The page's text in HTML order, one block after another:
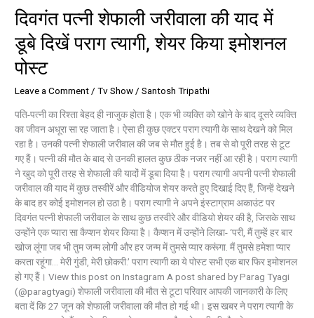
दिवगंत पत्नी शेफाली जरीवाला की याद में
डूबे दिखें पराग त्यागी, शेयर किया इमोशनल
पोस्ट
Leave a Comment /Tv Show /Santosh Tripathi
पति-पत्नी का रिश्ता बेहद ही नाजुक होता है। एक भी व्यक्ति को खोने के बाद दूसरे व्यक्ति
का जीवन अधूरा सा रह जाता है। ऐसा ही कुछ एक्टर पराग त्यागी के साथ देखने को मिल
रहा है। उनकी पत्नी शेफाली जरीवाल की जब से मौत हुई है। तब से वो पूरी तरह से टूट
गए हैं। पत्नी की मौत के बाद से उनकी हालत कुछ ठीक नजर नहीं आ रही है। पराग त्यागी
ने खुद को पूरी तरह से शेफाली की यादों में डूबा दिया है। पराग त्यागी अपनी पत्नी शेफाली
जरीवाल की याद में कुछ तस्वीरें और वीडियोज शेयर करते हुए दिखाई दिए हैं, जिन्हें देखने
के बाद हर कोई इमोशनल हो उठा है। पराग त्यागी ने अपने इंस्टाग्राम अकाउंट पर
दिवगंत पत्नी शेफाली जरीवाल के साथ कुछ तस्वीरे और वीडियो शेयर की है, जिसके साथ
उन्होंने एक प्यारा सा कैप्शन शेयर किया है। कैप्शन में उन्होंने लिखा- ‘परी, मैं तुम्हें हर बार
खोज लूंगा जब भी तुम जन्म लोगी और हर जन्म में तुमसे प्यार करूंगा. मैं तुमसे हमेशा प्यार
करता रहूंगा… मेरी गुंडी, मेरी छोकरी.’ पराग त्यागी का ये पोस्ट सभी एक बार फिर इमोशनल
हो गए हैं। View this post on Instagram A post shared by Parag Tyagi
(@paragtyagi) शेफाली जरीवाला की मौत से टूटा परिवार आपकी जानकारी के लिए
बता दें कि 27 जून को शेफाली जरीवाला की मौत हो गई थी। इस खबर ने पराग त्यागी के